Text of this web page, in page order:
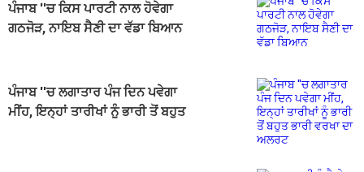
ਪੰਜਾਬ ''ਚ ਕਿਸ ਪਾਰਟੀ ਨਾਲ ਹੋਵੇਗਾ
ਗਠਜੋੜ, ਨਾਇਬ ਸੈਣੀ ਦਾ ਵੱਡਾ ਬਿਆਨ
ਪੰਜਾਬ ''ਚ ਲਗਾਤਾਰ ਪੰਜ ਦਿਨ ਪਵੇਗਾ
ਮੀਂਹ, ਇਨ੍ਹਾਂ ਤਾਰੀਖਾਂ ਨੂੰ ਭਾਰੀ ਤੋਂ ਬਹੁਤ